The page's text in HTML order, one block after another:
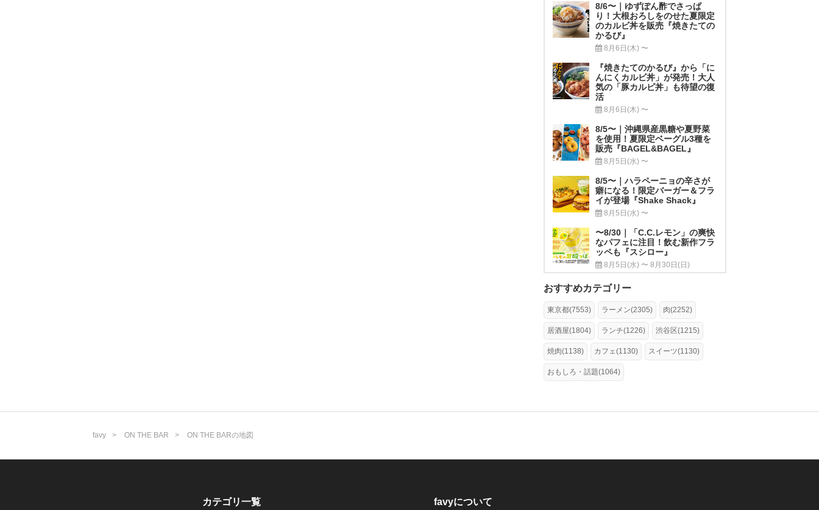
8/6〜｜ゆずぽん酢でさっぱ
り！大根おろしをのせた夏限定
のカルビ丼を販売『焼きたての
かるび』
8月6日(木) 〜
『焼きたてのかるび』から「に
んにくカルビ丼」が発売！大人
気の「豚カルビ丼」も待望の復
活
8月6日(木) 〜
8/5〜｜沖縄県産黒糖や夏野菜
を使用！夏限定ベーグル3種を
販売『BAGEL&BAGEL』
8月5日(水) 〜
8/5〜｜ハラペーニョの辛さが
癖になる！限定バーガー＆フラ
イが登場『Shake Shack』
8月5日(水) 〜
〜8/30｜「C.C.レモン」の爽快
なパフェに注目！飲む新作フラ
ッペも『スシロー』
8月5日(水) 〜 8月30日(日)
おすすめカテゴリー
東京都(7553) ラーメン(2305) 肉(2252)
居酒屋(1804) ランチ(1226) 渋谷区(1215)
焼肉(1138) カフェ(1130) スイーツ(1130)
おもしろ・話題(1064)
favy ON THE BAR ON THE BARの地図
カテゴリ一覧 favyについて